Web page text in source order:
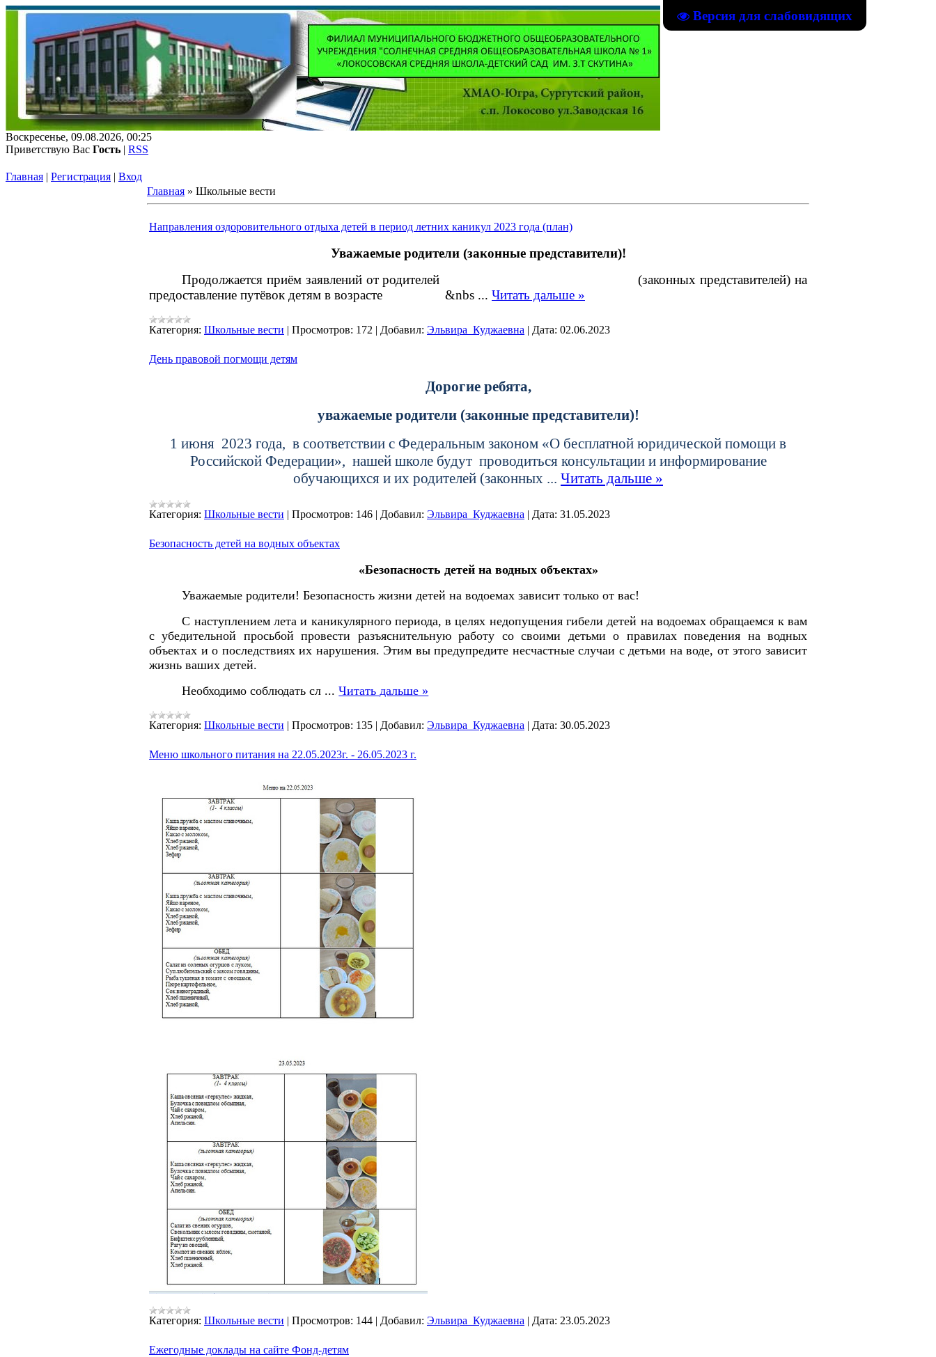
Версия для слабовидящих
Воскресенье, 09.08.2026, 00:25
Приветствую Вас Гость | RSS
Главная | Регистрация | Вход
Главная » Школьные вести
Направления оздоровительного отдыха детей в период летних каникул 2023 года (план)
Уважаемые родители (законные представители)!
Продолжается приём заявлений от родителей (законных представителей) на
предоставление путёвок детям в возрасте &nbs ... Читать дальше »
Категория: Школьные вести | Просмотров: 172 | Добавил: Эльвира_Куджаевна | Дата: 02.06.2023
День правовой погмощи детям
Дорогие ребята,
уважаемые родители (законные представители)!
1 июня 2023 года, в соответствии с Федеральным законом «О бесплатной юридической помощи в
Российской Федерации», нашей школе будут проводиться консультации и информирование
обучающихся и их родителей (законных ... Читать дальше »
Категория: Школьные вести | Просмотров: 146 | Добавил: Эльвира_Куджаевна | Дата: 31.05.2023
Безопасность детей на водных объектах
«Безопасность детей на водных объектах»
Уважаемые родители! Безопасность жизни детей на водоемах зависит только от вас!
С наступлением лета и каникулярного периода, в целях недопущения гибели детей на водоемах обращаемся к вам
с убедительной просьбой провести разъяснительную работу со своими детьми о правилах поведения на водных
объектах и о последствиях их нарушения. Этим вы предупредите несчастные случаи с детьми на воде, от этого зависит
жизнь ваших детей.
Необходимо соблюдать сл ...Читать дальше »
Категория: Школьные вести | Просмотров: 135 | Добавил: Эльвира_Куджаевна | Дата: 30.05.2023
Меню школьного питания на 22.05.2023г. - 26.05.2023 г.
Категория: Школьные вести | Просмотров: 144 | Добавил: Эльвира_Куджаевна | Дата: 23.05.2023
Ежегодные доклады на сайте Фонд-детям